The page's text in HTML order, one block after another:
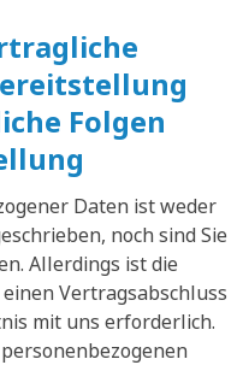
Folgen
Daten ist weder
noch sind Sie
Allerdings ist die
Vertragsabschluss
mit uns erforderlich.